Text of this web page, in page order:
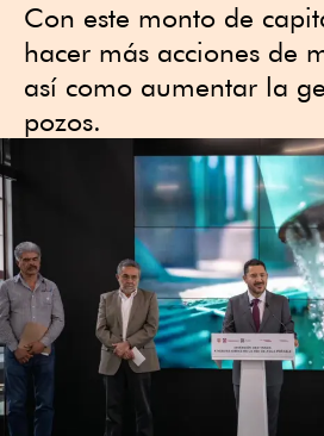
Con este monto de
hacer más acciones de
así como aumentar la
pozos.